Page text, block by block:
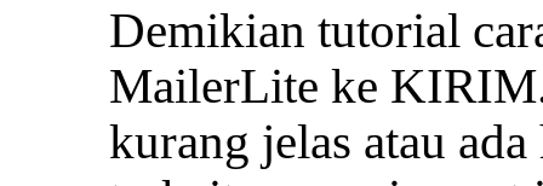
Demikian tutorial
MailerLite ke
kurang jelas atau